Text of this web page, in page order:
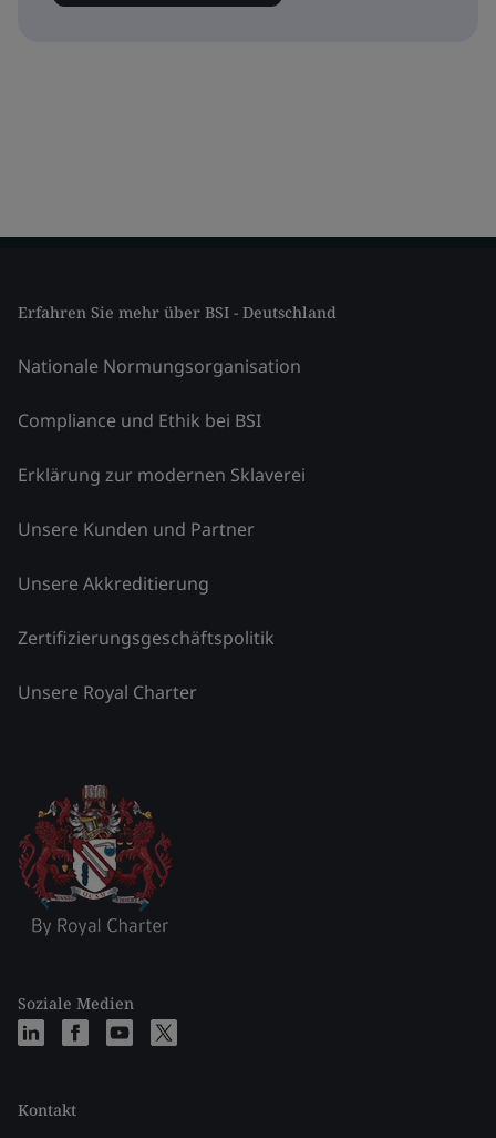
Erfahren Sie mehr über BSI - Deutschland
Nationale Normungsorganisation
Compliance und Ethik bei BSI
Erklärung zur modernen Sklaverei
Unsere Kunden und Partner
Unsere Akkreditierung
Zertifizierungsgeschäftspolitik
Unsere Royal Charter
Soziale Medien
Kontakt